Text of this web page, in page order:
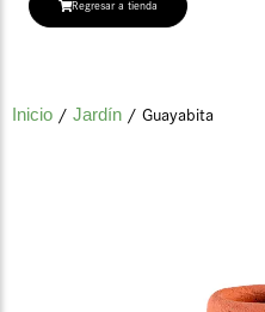
Regresar a tienda
Inicio / Jardín / Guayabita